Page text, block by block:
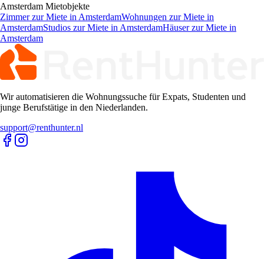
Amsterdam Mietobjekte
Zimmer zur Miete in AmsterdamWohnungen zur Miete in
AmsterdamStudios zur Miete in AmsterdamHäuser zur Miete in
Amsterdam
Wir automatisieren die Wohnungssuche für Expats, Studenten und
junge Berufstätige in den Niederlanden.
support@renthunter.nl